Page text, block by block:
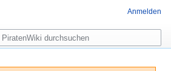
Anmelden
Suche